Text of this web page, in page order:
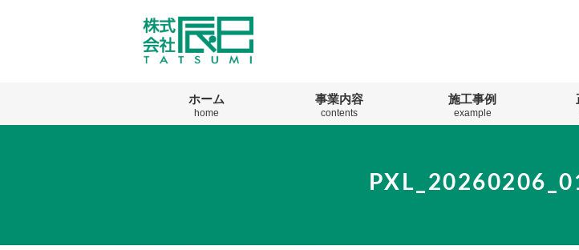
ホーム
home
事業内容
contents
施工事例
example